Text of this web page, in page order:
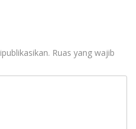
Ruas yang wajib